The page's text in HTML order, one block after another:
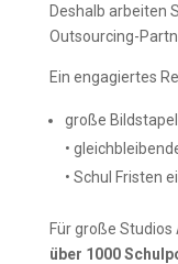
Deshalb arbeiten
Outsourcing-
Ein engagiertes
große
•
• Schul Fristen
Für große Studios
über 1000